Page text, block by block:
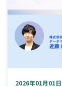
2026年01月01